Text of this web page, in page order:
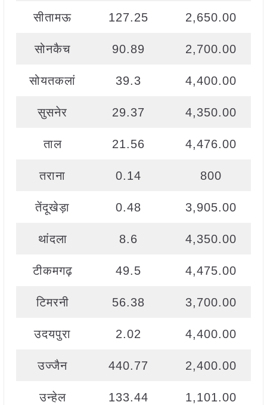
सीतामऊ 127.25 2,650.00
सोनकैच 90.89 2,700.00
सोयतकलां 39.3 4,400.00
सुसनेर 29.37 4,350.00
ताल 21.56 4,476.00
तराना 0.14 800
तेंदूखेड़ा 0.48 3,905.00
थांदला 8.6 4,350.00
टीकमगढ़ 49.5 4,475.00
टिमरनी 56.38 3,700.00
उदयपुरा 2.02 4,400.00
उज्जैन 440.77 2,400.00
उन्हेल 133.44 1,101.00